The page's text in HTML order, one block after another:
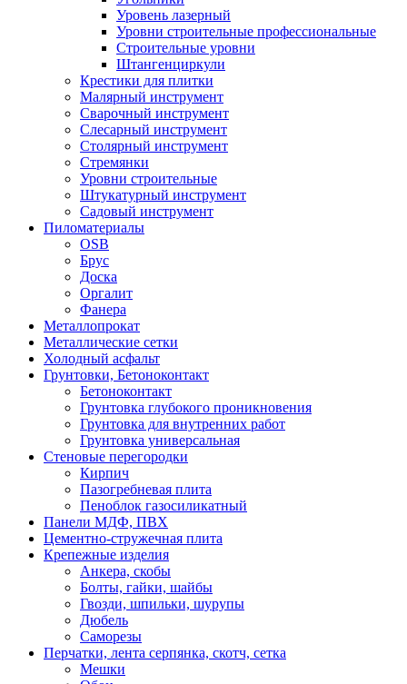
Уровень лазерный
Уровни строительные профессиональные
Строительные уровни
Штангенциркули
Крестики для плитки
Малярный инструмент
Сварочный инструмент
Слесарный инструмент
Столярный инструмент
Стремянки
Уровни строительные
Штукатурный инструмент
Садовый инструмент
Пиломатериалы
OSB
Брус
Доска
Оргалит
Фанера
Металлопрокат
Металлические сетки
Холодный асфальт
Грунтовки, Бетоноконтакт
Бетоноконтакт
Грунтовка глубокого проникновения
Грунтовка для внутренних работ
Грунтовка универсальная
Стеновые перегородки
Кирпич
Пазогребневая плита
Пеноблок газосиликатный
Панели МДФ, ПВХ
Цементно-стружечная плита
Крепежные изделия
Анкера, скобы
Болты, гайки, шайбы
Гвозди, шпильки, шурупы
Дюбель
Саморезы
Перчатки, лента серпянка, скотч, сетка
Мешки